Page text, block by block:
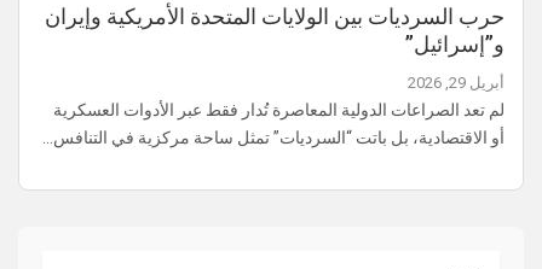
حرب السرديات بين الولايات المتحدة الأمريكية وإيران
و”إسرائيل”
أبريل 29, 2026
لم تعد الصراعات الدولية المعاصرة تُدار فقط عبر الأدوات العسكرية
أو الاقتصادية، بل باتت “السرديات” تمثل ساحة مركزية في التنافس…